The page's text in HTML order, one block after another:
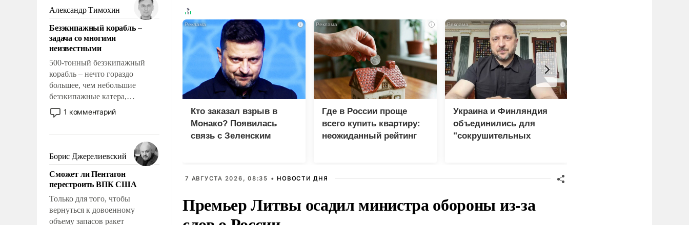
ударами судьбы, брать на себя
ответственность, помогать
слабым, идти вперед и
адаптироваться.
Александр Тимохин
Безэкипажный корабль –
задача со многими
неизвестными
500-тонный безэкипажный
корабль – нечто гораздо
большее, чем небольшие
безэкипажные катера,
применение которых уже
стало обыденностью. Задача по
сложна и амбициозна. Однако
и ее реализация радикально
поднимет наши боевые
возможности.
1 комментарий
Борис Джерелиевский
Сможет ли Пентагон
перестроить ВПК США
Только для того, чтобы
вернуться к довоенному
объему запасов ракет
i
Кто заказал взрыв в
Монако? Появилась
связь с Зеленским
i
Где в России проще
всего купить квартиру:
неожиданный рейтинг
i
Украина и Финляндия
объединились для
"сокрушительных
7 АВГУСТА 2026, 08:35 • НОВОСТИ ДНЯ
Премьер Литвы осадил министра обороны из-за